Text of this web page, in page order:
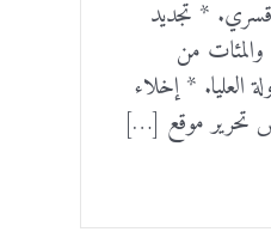
* تجديد
من
العليا. * إخلاء
تحرير موقع […]